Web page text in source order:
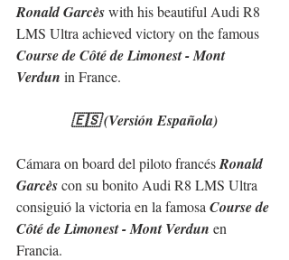
Ronald Garcès with his beautiful Audi R8
LMS Ultra achieved victory on the famous
Course de Côté de Limonest - Mont
Verdun in France.
🇪🇸 (Versión Española)
Cámara on board del piloto francés Ronald
Garcès con su bonito Audi R8 LMS Ultra
consiguió la victoria en la famosa Course de
Côté de Limonest - Mont Verdun en
Francia.